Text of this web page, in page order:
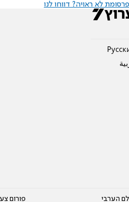
לא ראויה? דווחו לנו
הערבי פורום